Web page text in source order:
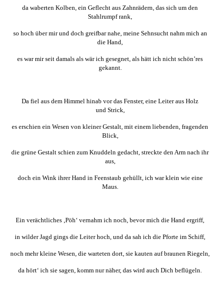
da waberten Kolben, ein Geflecht aus Zahnrädern, das sich um den
Stahlrumpf rank,
so hoch über mir und doch greifbar nahe, meine Sehnsucht nahm mich an
die Hand,
es war mir seit damals als wär ich gesegnet, als hätt ich nicht schön’res
gekannt.
Da fiel aus dem Himmel hinab vor das Fenster, eine Leiter aus Holz
und Strick,
es erschien ein Wesen von kleiner Gestalt, mit einem liebenden, fragenden
Blick,
die grüne Gestalt schien zum Knuddeln gedacht, streckte den Arm nach ihr
aus,
doch ein Wink ihrer Hand in Feenstaub gehüllt, ich war klein wie eine
Maus.
Ein verächtliches ‚Pöh‘ vernahm ich noch, bevor mich die Hand ergriff,
in wilder Jagd gings die Leiter hoch, und da sah ich die Pforte im Schiff,
noch mehr kleine Wesen, die warteten dort, sie kauten auf braunen Riegeln,
da hört‘ ich sie sagen, komm nur näher, das wird auch Dich beflügeln.